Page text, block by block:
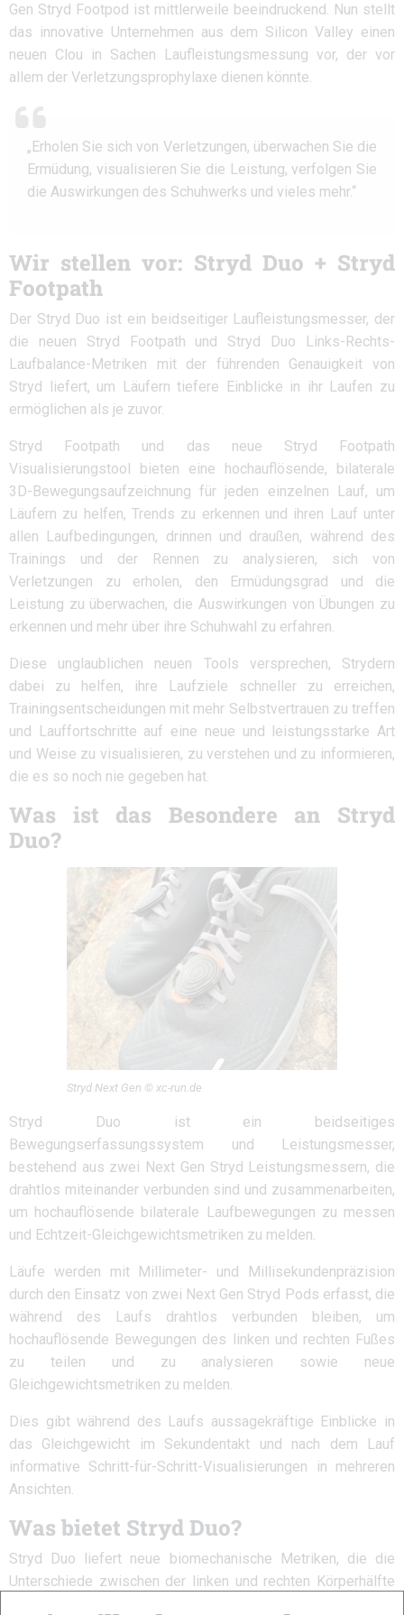
Gen Stryd Footpod ist mittlerweile beeindruckend. Nun stellt
das innovative Unternehmen aus dem Silicon Valley einen
neuen Clou in Sachen Laufleistungsmessung vor, der vor
allem der Verletzungsprophylaxe dienen könnte.
„Erholen Sie sich von Verletzungen, überwachen Sie die
Ermüdung, visualisieren Sie die Leistung, verfolgen Sie
die Auswirkungen des Schuhwerks und vieles mehr.“
Wir stellen vor: Stryd Duo + Stryd
Footpath
Der Stryd Duo ist ein beidseitiger Laufleistungsmesser, der
die neuen Stryd Footpath und Stryd Duo Links-Rechts-
Laufbalance-Metriken mit der führenden Genauigkeit von
Stryd liefert, um Läufern tiefere Einblicke in ihr Laufen zu
ermöglichen als je zuvor.
Stryd Footpath und das neue Stryd Footpath
Visualisierungstool bieten eine hochauflösende, bilaterale
3D-Bewegungsaufzeichnung für jeden einzelnen Lauf, um
Läufern zu helfen, Trends zu erkennen und ihren Lauf unter
allen Laufbedingungen, drinnen und draußen, während des
Trainings und der Rennen zu analysieren, sich von
Verletzungen zu erholen, den Ermüdungsgrad und die
Leistung zu überwachen, die Auswirkungen von Übungen zu
erkennen und mehr über ihre Schuhwahl zu erfahren.
Diese unglaublichen neuen Tools versprechen, Strydern
dabei zu helfen, ihre Laufziele schneller zu erreichen,
Trainingsentscheidungen mit mehr Selbstvertrauen zu treffen
und Lauffortschritte auf eine neue und leistungsstarke Art
und Weise zu visualisieren, zu verstehen und zu informieren,
die es so noch nie gegeben hat.
Was ist das Besondere an Stryd
Duo?
Stryd Next Gen © xc-run.de
Stryd Duo ist ein beidseitiges
Bewegungserfassungssystem und Leistungsmesser,
bestehend aus zwei Next Gen Stryd Leistungsmessern, die
drahtlos miteinander verbunden sind und zusammenarbeiten,
um hochauflösende bilaterale Laufbewegungen zu messen
und Echtzeit-Gleichgewichtsmetriken zu melden.
Läufe werden mit Millimeter- und Millisekundenpräzision
durch den Einsatz von zwei Next Gen Stryd Pods erfasst, die
während des Laufs drahtlos verbunden bleiben, um
hochauflösende Bewegungen des linken und rechten Fußes
zu teilen und zu analysieren sowie neue
Gleichgewichtsmetriken zu melden.
Dies gibt während des Laufs aussagekräftige Einblicke in
das Gleichgewicht im Sekundentakt und nach dem Lauf
informative Schritt-für-Schritt-Visualisierungen in mehreren
Ansichten.
Was bietet Stryd Duo?
Stryd Duo liefert neue biomechanische Metriken, die die
Unterschiede zwischen der linken und rechten Körperhälfte